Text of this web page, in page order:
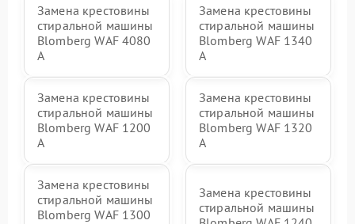
Замена крестовины
стиральной машины
Blomberg WAF 4080
A
Замена крестовины
стиральной машины
Blomberg WAF 1340
A
Замена крестовины
стиральной машины
Blomberg WAF 1200
A
Замена крестовины
стиральной машины
Blomberg WAF 1320
A
Замена крестовины
стиральной машины
Blomberg WAF 1300
Замена крестовины
стиральной машины